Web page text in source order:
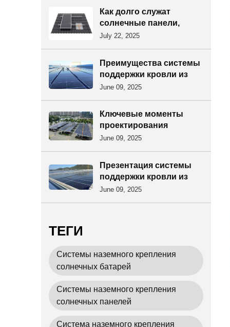
Как долго служат
солнечные панели,
устанавливаемые на
требуется?
July 22, 2025
Преимущества системы
поддержки кровли из
цветной стальной
June 09, 2025
Ключевые моменты
проектирования
системы поддержки
June 09, 2025
Презентация системы
поддержки кровли из
цветной стальной
June 09, 2025
ТЕГИ
Системы наземного крепления
солнечных батарей
Системы наземного крепления
солнечных панелей
Система наземного крепления